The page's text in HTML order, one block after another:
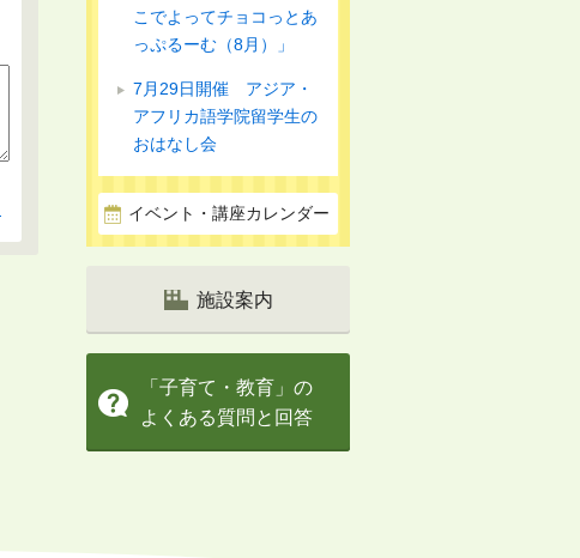
こでよってチョコっとあ
っぷるーむ（8月）」
7月29日開催 アジア・
アフリカ語学院留学生の
おはなし会
イベント・講座カレンダー
施設案内
「子育て・教育」の
よくある質問と回答